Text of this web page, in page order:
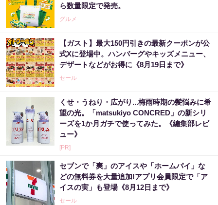
ら数量限定で発売。
グルメ
【ガスト】最大150円引きの最新クーポンが公
式Xに登場中。ハンバーグやキッズメニュー、
デザートなどがお得に《8月19日まで》
セール
くせ・うねり・広がり...梅雨時期の髪悩みに希
望の光。「matsukiyo CONCRED」の新シリ
ーズを1か月ガチで使ってみた。《編集部レビ
ュー》
[PR]
セブンで「爽」のアイスや「ホームパイ」な
どの無料券を大量追加!アプリ会員限定で「ア
イスの実」も登場《8月12日まで》
セール